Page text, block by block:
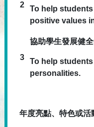
2
To help
positive values
3
協助學生發展健全
To help
personalities.
年度亮點、特色或活